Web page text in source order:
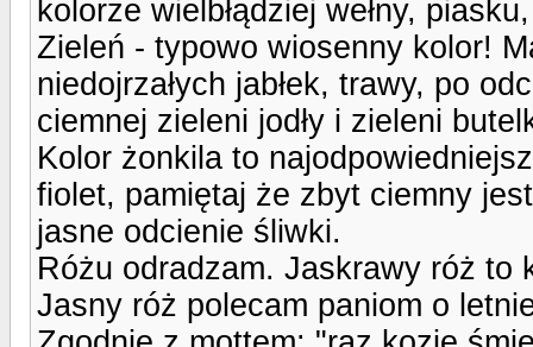
kolorze wielbłądziej wełny,
Zieleń - typowo wiosenny kolor!
niedojrzałych jabłek, trawy, po
ciemnej zieleni jodły i zieleni
Kolor żonkila to
fiolet, pamiętaj że zbyt ciemny
jasne odcienie śliwki.
Różu odradzam. Jaskrawy róż to
Jasny róż polecam paniom o